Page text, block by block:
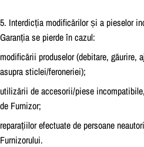
5. Interdicția modificărilor și a pieselor
Garanția se pierde în cazul:
modificării produselor (debitare, găurire,
asupra sticlei/feroneriei);
utilizării de accesorii/piese
de Furnizor;
reparațiilor efectuate de persoane
Furnizorului.